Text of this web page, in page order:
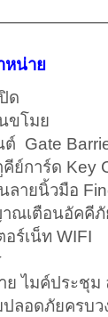
หน่าย
ด
ขโมย
Gate
ย์การ์ด Key
ลายนิ้วมือ
ณเตือนอัคคีภั
อร์เน็ท WIFI
ย ไมค์ประชุม
ลอดภัยครบว